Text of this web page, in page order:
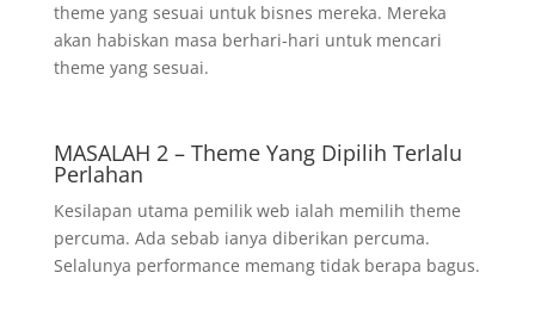
theme yang sesuai untuk bisnes mereka. Mereka
akan habiskan masa berhari-hari untuk mencari
theme yang sesuai.
MASALAH 2 – Theme Yang Dipilih Terlalu
Perlahan
Kesilapan utama pemilik web ialah memilih theme
percuma. Ada sebab ianya diberikan percuma.
Selalunya performance memang tidak berapa bagus.